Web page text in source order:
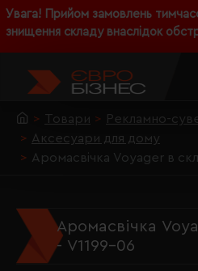
Увага! Прийом замовлень
знищення складу внаслідок
Товари Рекламно-
Аксесуари для дому
Аромасвічка Voyager в
Аромасвічка
- V1199-06